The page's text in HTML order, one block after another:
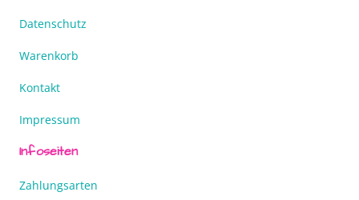
Datenschutz
Warenkorb
Kontakt
Impressum
Infoseiten
Zahlungsarten